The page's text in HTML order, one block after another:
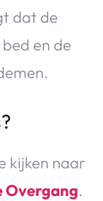
dat de
en de
kijken naar
Overgang.